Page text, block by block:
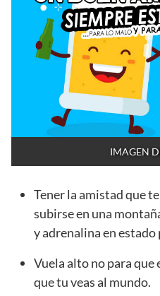
IMAGEN
Tener la amistad que
subirse en una
y adrenalina en estado
Vuela alto no para que
que tu veas al mundo.